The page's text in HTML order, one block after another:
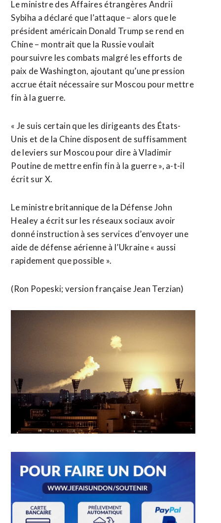
Le ministre des Affaires étrangères Andrii
Sybiha a déclaré que l’attaque – alors que le
président américain Donald Trump se rend en
Chine – montrait que la Russie voulait
poursuivre les combats malgré les efforts de
paix de Washington, ajoutant qu’une pression
accrue était nécessaire sur Moscou pour mettre
fin à la guerre.
« Je suis certain ⁠que les dirigeants des États-
Unis et de la Chine disposent de suffisamment
de leviers sur Moscou pour dire à Vladimir
Poutine de mettre enfin fin à la guerre », a-t-il
écrit sur X.
Le ministre britannique de la Défense John
Healey a écrit sur les ​réseaux sociaux avoir
donné instruction à ses services d’envoyer une
aide de défense aérienne à ​l’Ukraine « aussi
rapidement que possible ».
(Ron Popeski; version française Jean Terzian)